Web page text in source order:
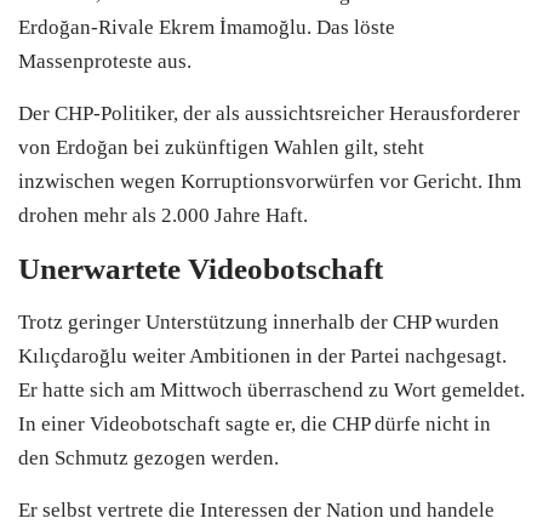
Erdoğan-Rivale Ekrem İmamoğlu. Das löste
Massenproteste aus.
Der CHP-Politiker, der als aussichtsreicher Herausforderer
von Erdoğan bei zukünftigen Wahlen gilt, steht
inzwischen wegen Korruptionsvorwürfen vor Gericht. Ihm
drohen mehr als 2.000 Jahre Haft.
Unerwartete Videobotschaft
Trotz geringer Unterstützung innerhalb der CHPwurden
Kılıçdaroğlu weiter Ambitionen in der Partei nachgesagt.
Er hatte sich am Mittwoch überraschend zu Wort gemeldet.
In einer Videobotschaft sagte er, die CHPdürfe nicht in
den Schmutz gezogen werden.
Er selbst vertrete die Interessen der Nation und handele